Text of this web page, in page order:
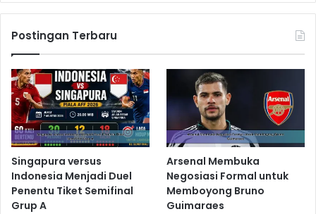
Postingan Terbaru
Singapura versus
Indonesia Menjadi Duel
Penentu Tiket Semifinal
Grup A
Arsenal Membuka
Negosiasi Formal untuk
Memboyong Bruno
Guimaraes